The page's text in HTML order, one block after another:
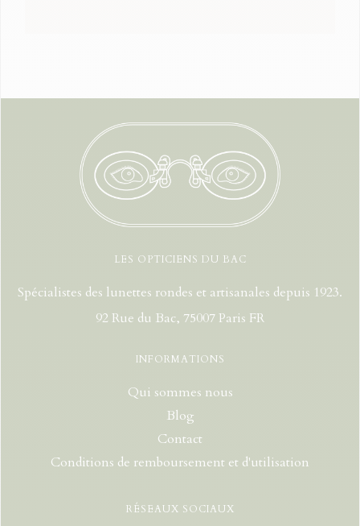
LES OPTICIENS DU BAC
Spécialistes des lunettes rondes et artisanales depuis 1923.
92 Rue du Bac, 75007 Paris FR
INFORMATIONS
Qui sommes nous
Blog
Contact
Conditions de remboursement et d'utilisation
RÉSEAUX SOCIAUX